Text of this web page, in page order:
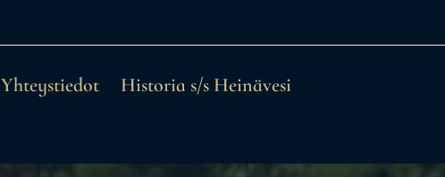
Yhteystiedot
Historia s/s Heinävesi